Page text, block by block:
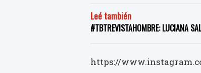
Leé también
#TBTREVISTAHOMBRE: LUCIANA
https://